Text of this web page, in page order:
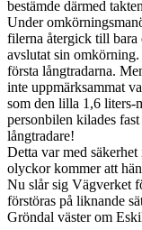
bestämde därmed
Under
filerna återgick till bara
avslutat sin
första långtradarna.
inte uppmärksammat
som den lilla 1,6 liters-
personbilen kilades
långtradare!
Detta var med
olyckor kommer att
Nu slår sig Vägverket
förstöras på liknande
Gröndal väster om